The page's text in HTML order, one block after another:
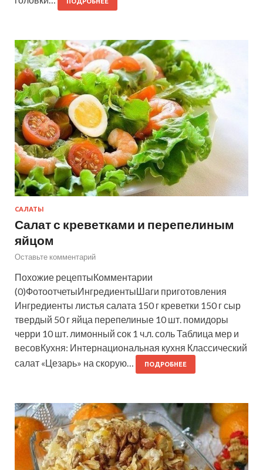
ПОДРОБНЕЕ
САЛАТЫ
Салат с креветками и перепелиным
яйцом
Оставьте комментарий
Похожие рецептыКомментарии
(0)ФотоотчетыИнгредиентыШаги приготовления
Ингредиенты листья салата 150 г креветки 150 г сыр
твердый 50 г яйца перепелиные 10 шт. помидоры
черри 10 шт. лимонный сок 1 ч.л. соль Таблица мер и
весовКухня: Интернациональная кухня Классический
салат «Цезарь» на скорую…
ПОДРОБНЕЕ